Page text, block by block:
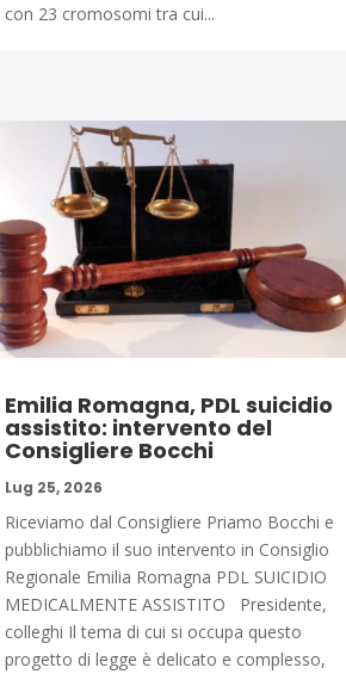
con 23 cromosomi tra cui...
Emilia Romagna, PDL suicidio
assistito: intervento del
Consigliere Bocchi
Lug 25, 2026
Riceviamo dal Consigliere Priamo Bocchi e
pubblichiamo il suo intervento in Consiglio
Regionale Emilia Romagna PDL SUICIDIO
MEDICALMENTE ASSISTITO Presidente,
colleghi Il tema di cui si occupa questo
progetto di legge è delicato e complesso,